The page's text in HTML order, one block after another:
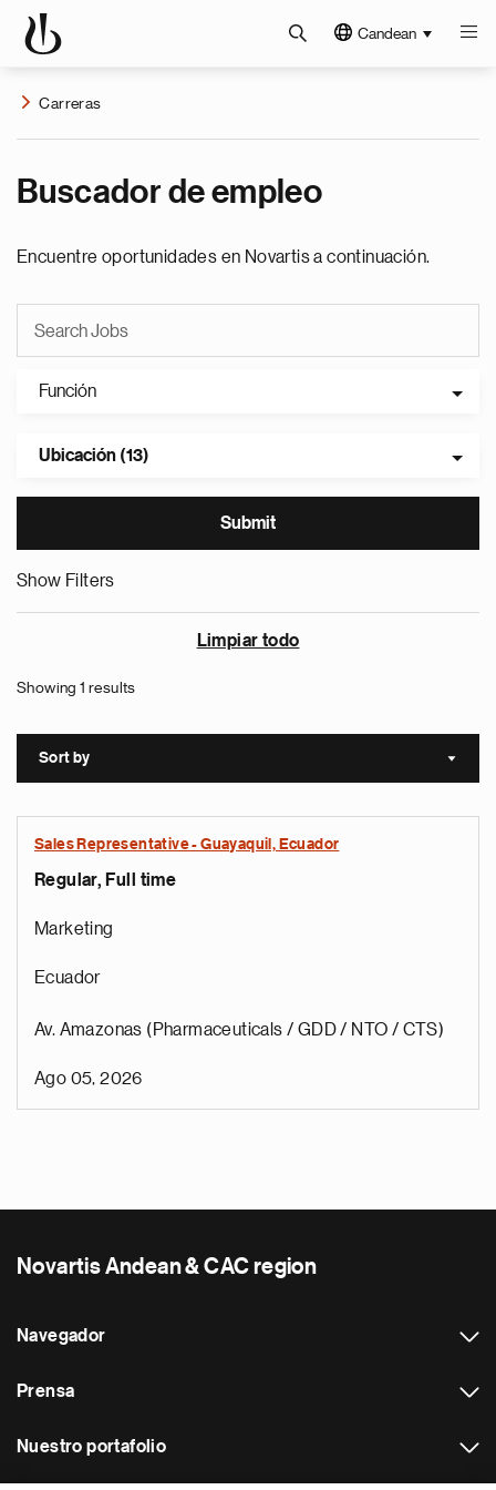
Candean
Carreras
Buscador de empleo
Encuentre oportunidades en Novartis a continuación.
Función
Ubicación (13)
Show Filters
Limpiar todo
Showing 1 results
Sort by Sort
Sales Representative - Guayaquil, Ecuador
Regular, Full time
Marketing
Ecuador
Av. Amazonas (Pharmaceuticals / GDD / NTO / CTS)
Ago 05, 2026
Novartis Andean & CAC region
Navegador
Prensa
Nuestro portafolio